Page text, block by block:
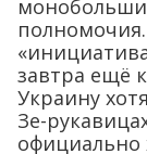
завтра ещё
Украину
Зе-
официально